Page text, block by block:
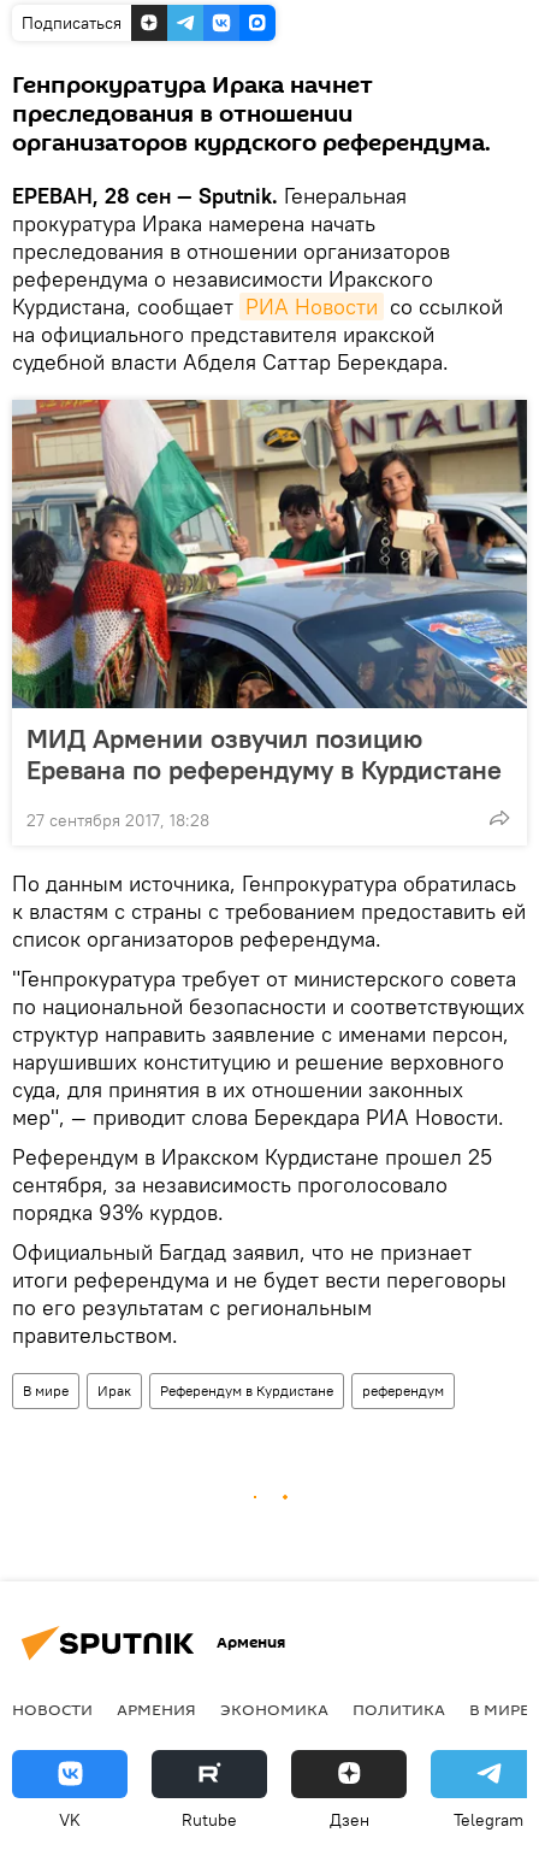
Подписаться
Генпрокуратура Ирака начнет
преследования в отношении
организаторов курдского референдума.
ЕРЕВАН, 28 сен — Sputnik. Генеральная
прокуратура Ирака намерена начать
преследования в отношении организаторов
референдума о независимости Иракского
Курдистана, сообщает РИА Новости со ссылкой
на официального представителя иракской
судебной власти Абделя Саттар Берекдара.
МИД Армении озвучил позицию
Еревана по референдуму в Курдистане
27 сентября 2017, 18:28
По данным источника, Генпрокуратура обратилась
к властям с страны с требованием предоставить ей
список организаторов референдума.
"Генпрокуратура требует от министерского совета
по национальной безопасности и соответствующих
структур направить заявление с именами персон,
нарушивших конституцию и решение верховного
суда, для принятия в их отношении законных
мер", — приводит слова Берекдара РИА Новости.
Референдум в Иракском Курдистане прошел 25
сентября, за независимость проголосовало
порядка 93% курдов.
Официальный Багдад заявил, что не признает
итоги референдума и не будет вести переговоры
по его результатам с региональным
правительством.
В мире Ирак Референдум в Курдистане референдум
Армения
НОВОСТИ АРМЕНИЯ ЭКОНОМИКА ПОЛИТИКА В МИРЕ
VK Rutube Дзен Telegram